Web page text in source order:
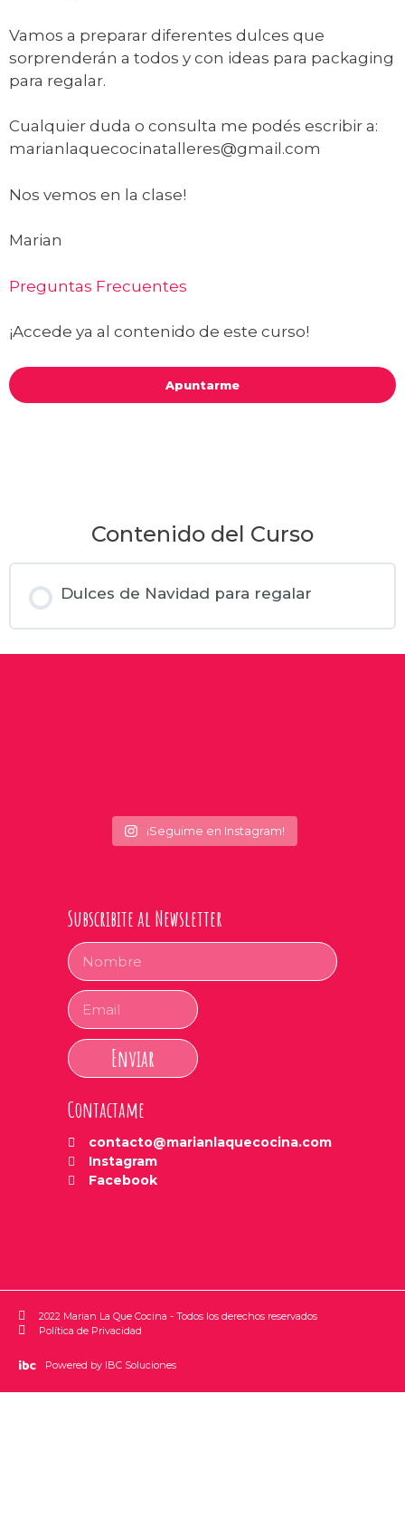
Vamos a preparar diferentes dulces que
sorprenderán a todos y con ideas para packaging
para regalar.
Cualquier duda o consulta me podés escribir a:
marianlaquecocinatalleres@gmail.com
Nos vemos en la clase!
Marian
Preguntas Frecuentes
¡Accede ya al contenido de este curso!
Apuntarme
Contenido del Curso
Dulces de Navidad para regalar
¡Seguime en Instagram!
Subscribite al Newsletter
Enviar
Contactame
contacto@marianlaquecocina.com
Instagram
Facebook
2022 Marian La Que Cocina - Todos los derechos reservados
Política de Privacidad
Powered by IBC Soluciones